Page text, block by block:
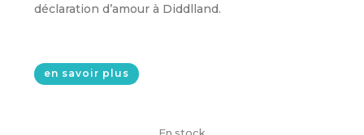
déclaration d’amour à Diddlland.
en savoir plus